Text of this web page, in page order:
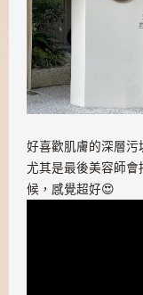
好喜歡肌膚的深層污
尤其是最後美容師會
候，感覺超好😍